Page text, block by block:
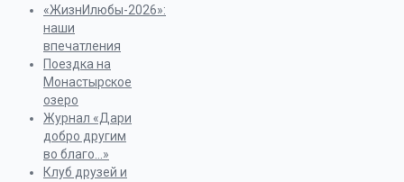
«ЖизнИлюбы-2026»:
наши
впечатления
Поездка на
Монастырское
озеро
Журнал «Дари
добро другим
во благо…»
Клуб друзей и